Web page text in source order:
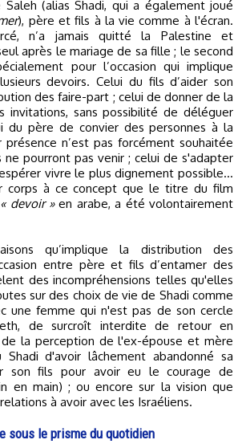
(alias Shadi, qui a également joué
), père et fils à la vie comme à l'écran.
n’a jamais quitté la Palestine et
après le mariage de sa fille ; le second
pour l’occasion qui implique
devoirs. Celui du fils d’aider son
des faire-part ; celui de donner de la
invitations, sans possibilité de déléguer
du père de convier des personnes à la
n’est pas forcément souhaitée
ne pourront pas venir ; celui de s'adapter
vivre le plus dignement possible…
corps à ce concept que le titre du film
« devoir »en arabe, a été volontairement
qu’implique la distribution des
entre père et fils d’entamer des
des incompréhensions telles qu'elles
sur des choix de vie de Shadi comme
une femme qui n'est pas de son cercle
de surcroît interdite de retour en
la perception de l'ex-épouse et mère
Shadi d'avoir lâchement abandonné sa
son fils pour avoir eu le courage de
en main) ; ou encore sur la vision que
à avoir avec les Israéliens.
sous le prisme du quotidien